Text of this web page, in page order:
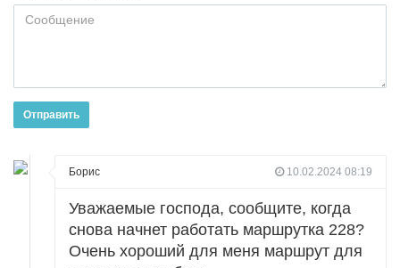
Отправить
Борис 10.02.2024 08:19
Уважаемые господа, сообщите, когда
снова начнет работать маршрутка 228?
Очень хороший для меня маршрут для